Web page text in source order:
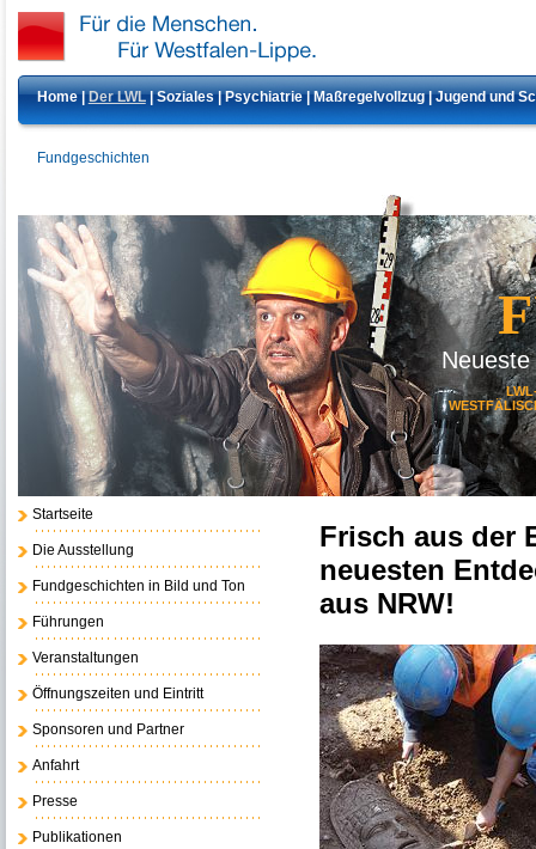
Home|Der LWL|Soziales|Psychiatrie|Maßregelvollzug|Jugend und
Fundgeschichten
Startseite
Die Ausstellung
Fundgeschichten in Bild und Ton
Führungen
Veranstaltungen
Öffnungszeiten und Eintritt
Sponsoren und Partner
Anfahrt
Presse
Publikationen
Frisch aus der
neuesten
aus NRW!